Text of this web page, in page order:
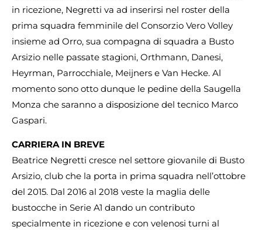
in ricezione, Negretti va ad inserirsi nel roster della
prima squadra femminile del Consorzio Vero Volley
insieme ad Orro, sua compagna di squadra a Busto
Arsizio nelle passate stagioni, Orthmann, Danesi,
Heyrman, Parrocchiale, Meijners e Van Hecke. Al
momento sono otto dunque le pedine della Saugella
Monza che saranno a disposizione del tecnico Marco
Gaspari.
CARRIERA IN BREVE
Beatrice Negretti cresce nel settore giovanile di Busto
Arsizio, club che la porta in prima squadra nell’ottobre
del 2015. Dal 2016 al 2018 veste la maglia delle
bustocche in Serie A1 dando un contributo
specialmente in ricezione e con velenosi turni al